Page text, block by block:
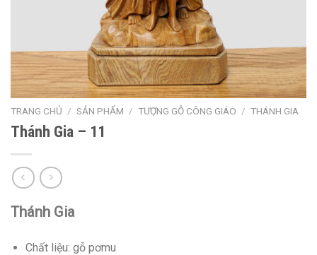
TRANG CHỦ / SẢN PHẨM / TƯỢNG GỖ CÔNG GIÁO / THÁNH GIA
Thánh Gia – 11
Thánh Gia
Chất liệu: gỗ pơmu